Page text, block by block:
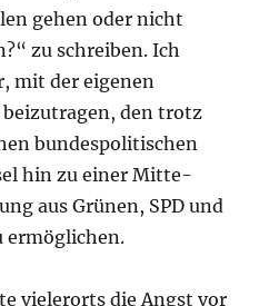
gehen oder nicht
zu schreiben. Ich
mit der eigenen
beizutragen, den trotz
bundespolitischen
hin zu einer Mitte-
aus Grünen, SPD und
ermöglichen.
vielerorts die Angst vor